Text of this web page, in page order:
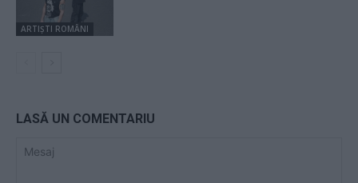
ARTIȘTI ROMÂNI
LASĂ UN COMENTARIU